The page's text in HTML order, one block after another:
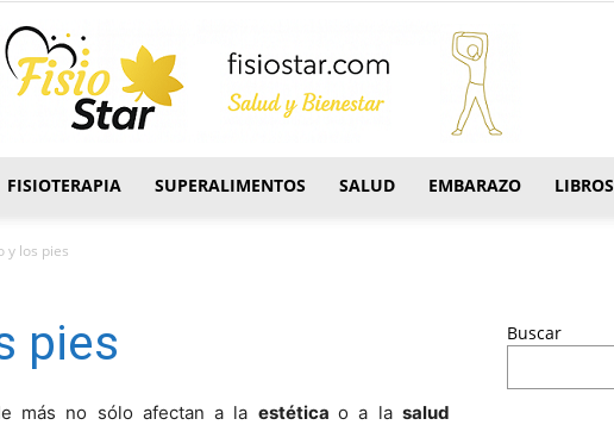
FISIOTERAPIA SUPERALIMENTOS SALUD EMBARAZO LIBROS
y los pies
pies
más no sólo afectan a la estéticao a lasalud
Buscar